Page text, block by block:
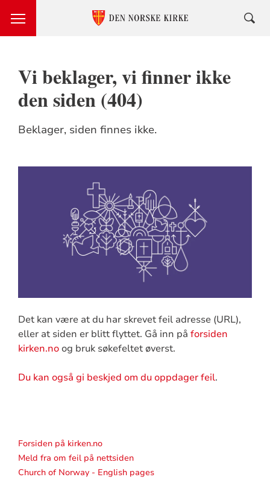
Vi beklager, vi finner ikke
den siden (404)
Beklager, siden finnes ikke.
Det kan være at du har skrevet feil adresse (URL),
eller at siden er blitt flyttet. Gå inn på forsiden
kirken.noog bruk søkefeltet øverst.
Du kan også gi beskjed om du oppdager feil.
Forsiden på kirken.no
Meld fra om feil på nettsiden
Church of Norway - English pages